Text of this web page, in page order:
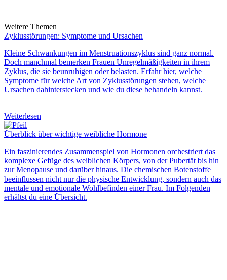
Weitere Themen
Zyklusstörungen: Symptome und Ursachen
Kleine Schwankungen im Menstruationszyklus sind ganz normal.
Doch manchmal bemerken Frauen Unregelmäßigkeiten in ihrem
Zyklus, die sie beunruhigen oder belasten. Erfahr hier, welche
Symptome für welche Art von Zyklusstörungen stehen, welche
Ursachen dahinterstecken und wie du diese behandeln kannst.
Weiterlesen
Überblick über wichtige weibliche Hormone
Ein faszinierendes Zusammenspiel von Hormonen orchestriert das
komplexe Gefüge des weiblichen Körpers, von der Pubertät bis hin
zur Menopause und darüber hinaus. Die chemischen Botenstoffe
beeinflussen nicht nur die physische Entwicklung, sondern auch das
mentale und emotionale Wohlbefinden einer Frau. Im Folgenden
erhältst du eine Übersicht.